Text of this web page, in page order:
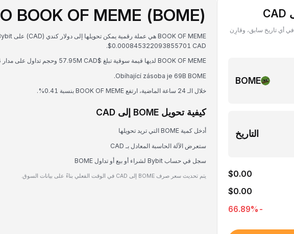
تعرَّف على قيمة ما تملكه من BOME ‏(BOOK OF MEME) بعملة CAD في أي تاريخ سابق، وقارِن
BOME
التاريخ
$0.00
$0.00
-66.89
%
O BOOK OF MEME (BOME)
$0.000845322093855701 CAD.
BOOK OF MEME لديها قيمة سوقية تبلغ $57.95M CAD وحجم تداول على مدار 24 ساعة يبلغ $24.99M CAD.
Obíhající zásoba je 69B BOME.
خلال الـ 24 ساعة الماضية، ارتفع BOOK OF MEME بنسبة 0.41%.
كيفية تحويل BOME إلى CAD
أدخل كمية BOME التي تريد تحويلها
ستعرض الآلة الحاسبة المعادل بـ CAD
سجل في حساب Bybit لشراء أو بيع أو تداول BOME
يتم تحديث سعر صرف BOME إلى CAD في الوقت الفعلي بناءً على بيانات السوق.